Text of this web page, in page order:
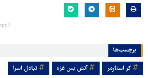
برچسب‌ها
کر استارمر آتش بس غزه تبادل اسرا